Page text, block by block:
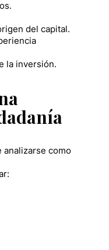
del capital.
la inversión.
analizarse como